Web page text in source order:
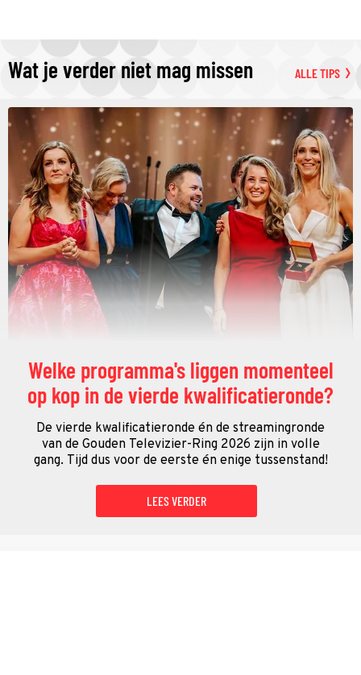
Wat je verder niet mag missen ALLE TIPS
Welke programma's liggen momenteel
op kop in de vierde kwalificatieronde?
De vierde kwalificatieronde én de streamingronde
van de Gouden Televizier-Ring 2026 zijn in volle
gang. Tijd dus voor de eerste én enige tussenstand!
LEES VERDER